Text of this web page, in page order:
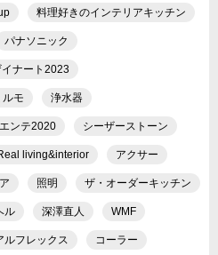
料理好きのインテリアキッチン
パナソニック
ナート2023
ルモ 浄水器
ンテ2020 シーザーストーン
living&interior アクサー
照明 ザ・オーダーキッチン
ル 深澤直人 WMF
ルフレックス コーラー